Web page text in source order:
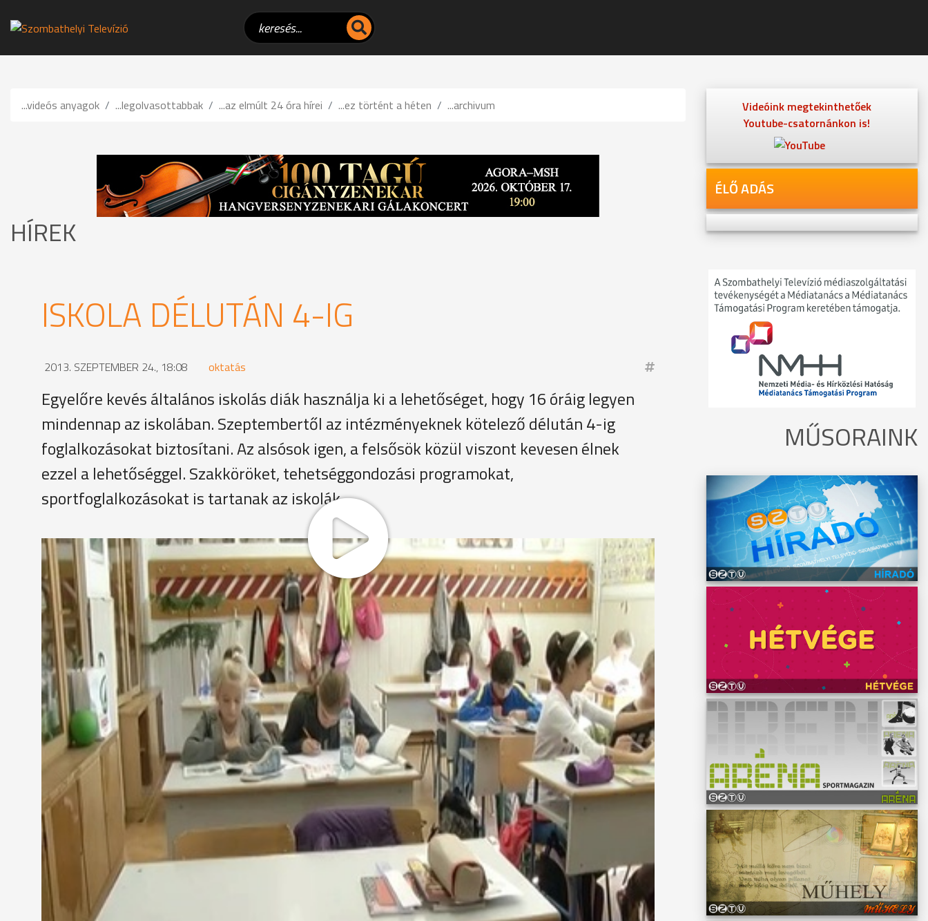
...videós anyagok ...legolvasottabbak ...az elmúlt 24 óra hírei ...ez történt a héten ...archivum
HÍREK
ISKOLA DÉLUTÁN 4-IG
2013. SZEPTEMBER 24., 18:08 oktatás
Egyelőre kevés általános iskolás diák használja ki a lehetőséget, hogy 16 óráig legyen
mindennap az iskolában. Szeptembertől az intézményeknek kötelező délután 4-ig
foglalkozásokat biztosítani. Az alsósok igen, a felsősök közül viszont kevesen élnek
ezzel a lehetőséggel. Szakköröket, tehetséggondozási programokat,
sportfoglalkozásokat is tartanak az iskolák.
Furulyaóra a Reményik Iskolában. A zeneoktatás az egyik a déltuáni foglalkozások közül, amelyekből válogathatnak
a gyerekek. Emellett van még pl. történelem szakkör, de informatikából is bővíthetik ismereteiket a diákok a tanítási
órák után. Az alsósok általában 4-ig az iskolában vannak, de a felsősök nem mindennap maradnak a délutáni
foglalkozásokon.
Mesteri Gergő
Hétfőn és kedden vagyok itt 4-ig. A többi napon hazamegyek. Aztán járok kémia szakkörre, informatika szakkörre.
Kozma Rebeka
Mivel tanulni is kell, ezért amire én járok, ez nekem elég. --
A szülők sok gyereket elkérnek az iskolából, pédául egyesületi edzés miatt. Erre lehetőségük van. Az igazgató
szerint nem is jó, ha sok szakkörre, foglalkozásra járnak egyszerre a gyerekek, mert készülni is kell az órákra.
Sátory Károly, igazgató - Reményik Sándor Általános Iskola
Én ennek a fontosságát abban látom, hogy az iskola egy korrekt tájékoztatást ad a szülők felé, hogy melyik gyerek,
melyik foglalkozáson vesz részt az iskola falai között. És a szülők minden percéről tudnak a gyereknek.
Tanulószoba a Zrínyi Iskolában. A gyerekek készülnek az órákra és a házi feladatot is megcsinálják. A
megnövekedett órakeretnek köszönhetően jóval több szakkörre, tehetséggondozó és felzárkóztató foglalkozásra,
sportkörre nyílik lehetőség. Sokan is vesznek részt ezeken, de egészen 16 óráig itt is kevesen maradnak. A
pedagógusok szerint a délutáni foglalkozások egyik haszna a tudás elmélyítése lehet.
Videóink megtekinthetőek
Youtube-csatornánkon is!
ÉLŐ ADÁS
MŰSORAINK